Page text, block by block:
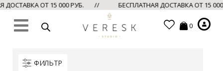
ДОСТАВКА ОТ 15 000 РУБ. // БЕСПЛАТНАЯ ДОСТАВКА ОТ 15
0
ФИЛЬТР